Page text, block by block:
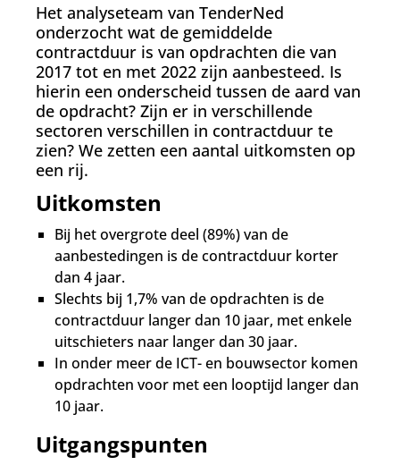
Het analyseteam van TenderNed
onderzocht wat de gemiddelde
contractduur is van opdrachten die van
2017 tot en met 2022 zijn aanbesteed. Is
hierin een onderscheid tussen de aard van
de opdracht? Zijn er in verschillende
sectoren verschillen in contractduur te
zien? We zetten een aantal uitkomsten op
een rij.
Uitkomsten
Bij het overgrote deel (89%) van de
aanbestedingen is de contractduur korter
dan 4 jaar.
Slechts bij 1,7% van de opdrachten is de
contractduur langer dan 10 jaar, met enkele
uitschieters naar langer dan 30 jaar.
In onder meer de ICT- en bouwsector komen
opdrachten voor met een looptijd langer dan
10 jaar.
Uitgangspunten